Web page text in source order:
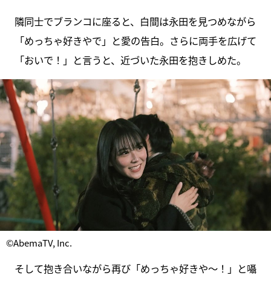
隣同士でブランコに座ると、白間は永田を見つめながら
「めっちゃ好きやで」と愛の告白。さらに両手を広げて
「おいで！」と言うと、近づいた永田を抱きしめた。
©AbemaTV, Inc.
そして抱き合いながら再び「めっちゃ好きや～！」と囁